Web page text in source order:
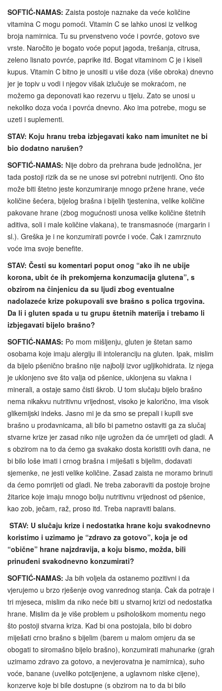
SOFTIĆ-NAMAS: Zaista postoje naznake da veće količine
vitamina C mogu pomoći. Vitamin C se lahko unosi iz velikog
broja namirnica. Tu su prvenstveno voće i povrće, gotovo sve
vrste. Naročito je bogato voće poput jagoda, trešanja, citrusa,
zeleno lisnato povrće, paprike itd. Bogat vitaminom C je i kiseli
kupus. Vitamin C bitno je unositi u više doza (više obroka) dnevno
jer je topiv u vodi i njegov višak izlučuje se mokraćom, ne
možemo ga deponovati kao rezervu u tijelu. Zato se unosi u
nekoliko doza voća i povrća dnevno. Ako ima potrebe, mogu se
uzeti i suplementi.
STAV: Koju hranu treba izbjegavati kako nam imunitet ne bi
bio dodatno narušen?
SOFTIĆ-NAMAS: Nije dobro da prehrana bude jednolična, jer
tada postoji rizik da se ne unose svi potrebni nutrijenti. Ono što
može biti štetno jeste konzumiranje mnogo pržene hrane, veće
količine šećera, bijelog brašna i bijelih tjestenina, velike količine
pakovane hrane (zbog mogućnosti unosa velike količine štetnih
aditiva, soli i male količine vlakana), te transmasnoće (margarin i
sl.). Greška je i ne konzumirati povrće i voće. Čak i zamrznuto
voće ima svoje benefite.
STAV: Česti su komentari poput onog “ako ih ne ubije
korona, ubit će ih prekomjerna konzumacija glutena”, s
obzirom na činjenicu da su ljudi zbog eventualne
nadolazeće krize pokupovali sve brašno s polica trgovina.
Da li i gluten spada u tu grupu štetnih materija i trebamo li
izbjegavati bijelo brašno?
SOFTIĆ-NAMAS: Po mom mišljenju, gluten je štetan samo
osobama koje imaju alergiju ili intoleranciju na gluten. Ipak, mislim
da bijelo pšenično brašno nije najbolji izvor ugljikohidrata. Iz njega
je uklonjeno sve što valja od pšenice, uklonjena su vlakna i
minerali, a ostaje samo čisti škrob. U tom slučaju bijelo brašno
nema nikakvu nutritivnu vrijednost, visoko je kalorično, ima visok
glikemijski indeks. Jasno mi je da smo se prepali i kupili sve
brašno u prodavnicama, ali bilo bi pametno ostaviti ga za slučaj
stvarne krize jer zasad niko nije ugrožen da će umrijeti od gladi. A
s obzirom na to da ćemo ga svakako dosta koristiti ovih dana, ne
bi bilo loše imati i crnog brašna i miješati s bijelim, dodavati
sjemenke, ne jesti velike količine. Zasad zaista ne moramo brinuti
da ćemo pomrijeti od gladi. Ne treba zaboraviti da postoje brojne
žitarice koje imaju mnogo bolju nutritivnu vrijednost od pšenice,
kao zob, ječam, raž, proso itd. Treba napraviti balans.
STAV: U slučaju krize i nedostatka hrane koju svakodnevno
koristimo i uzimamo je “zdravo za gotovo”, koja je od
“obične” hrane najzdravija, a koju bismo, možda, bili
prinuđeni svakodnevno konzumirati?
SOFTIĆ-NAMAS: Ja bih voljela da ostanemo pozitivni i da
vjerujemo u brzo rješenje ovog vanrednog stanja. Čak da potraje i
tri mjeseca, mislim da niko neće biti u stvarnoj krizi od nedostatka
hrane. Mislim da je više problem u psihološkom momentu nego
što postoji stvarna kriza. Kad bi ona postojala, bilo bi dobro
miješati crno brašno s bijelim (barem u malom omjeru da se
obogati to siromašno bijelo brašno), konzumirati mahunarke (grah
uzimamo zdravo za gotovo, a nevjerovatna je namirnica), suho
voće, banane (uveliko potcijenjene, a uglavnom niske cijene),
konzerve koje bi bile dostupne (s obzirom na to da bi bilo